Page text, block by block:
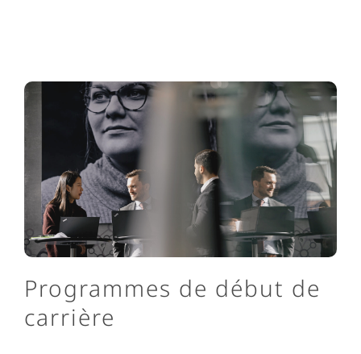
Programmes de début de
carrière